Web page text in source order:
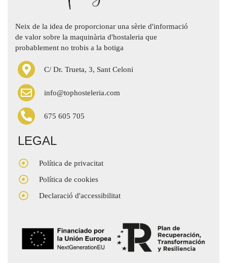
Neix de la idea de proporcionar una sèrie d'informació
de valor sobre la maquinària d'hostaleria que
probablement no trobis a la botiga
C/ Dr. Trueta, 3, Sant Celoni
info@tophosteleria.com
675 605 705
LEGAL
Política de privacitat
Política de cookies
Declaració d'accessibilitat